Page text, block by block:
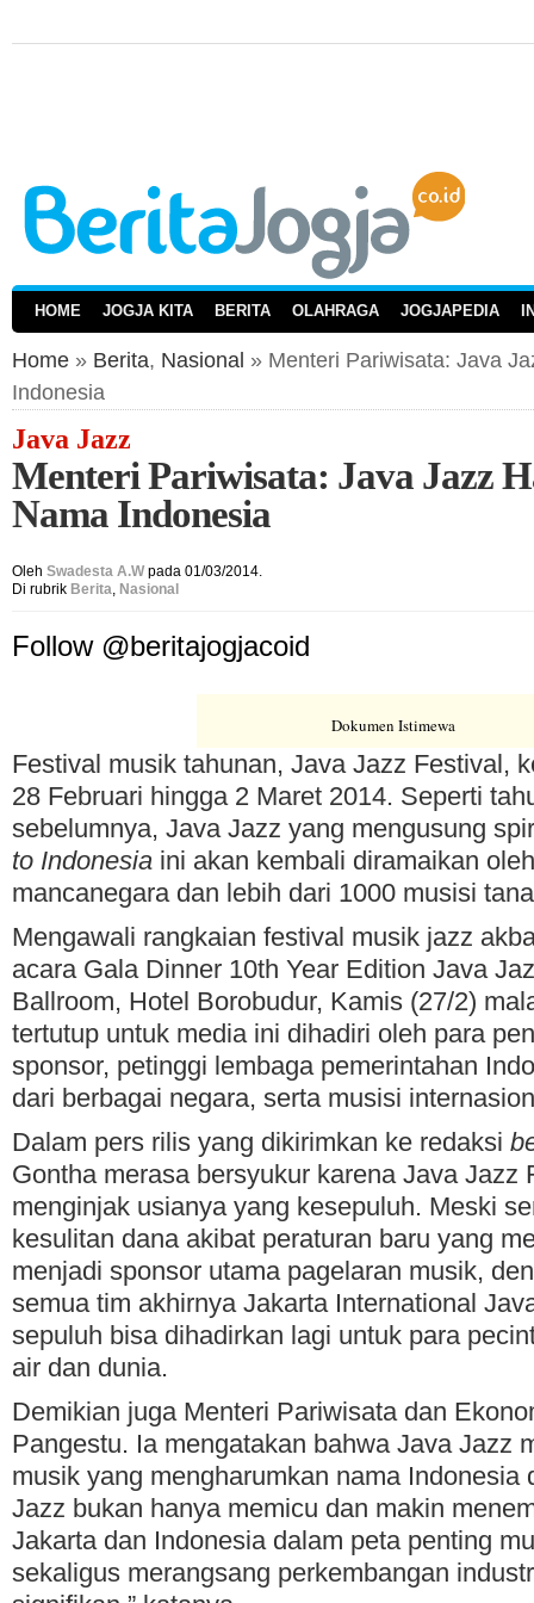
HOME JOGJA KITA BERITA OLAHRAGA JOGJAPEDIA
Home » Berita, Nasional » Menteri Pariwisata: Java
Indonesia
Java Jazz
Menteri Pariwisata: Java Jazz
Nama Indonesia
Oleh Swadesta A.W pada 01/03/2014.
Di rubrik Berita, Nasional
Follow @beritajogjacoid
Dokumen Istimewa
Festival musik tahunan, Java Jazz Festival,
28 Februari hingga 2 Maret 2014. Seperti
sebelumnya, Java Jazz yang mengusung
to Indonesia ini akan kembali diramaikan
mancanegara dan lebih dari 1000 musisi
Mengawali rangkaian festival musik jazz
acara Gala Dinner 10th Year Edition Java
Ballroom, Hotel Borobudur, Kamis (27/2)
tertutup untuk media ini dihadiri oleh para
sponsor, petinggi lembaga pemerintahan
dari berbagai negara, serta musisi
Dalam pers rilis yang dikirimkan ke redaksi
Gontha merasa bersyukur karena Java Jazz
menginjak usianya yang kesepuluh. Meski
kesulitan dana akibat peraturan baru yang
menjadi sponsor utama pagelaran musik,
semua tim akhirnya Jakarta International
sepuluh bisa dihadirkan lagi untuk para
air dan dunia.
Demikian juga Menteri Pariwisata dan
Pangestu. Ia mengatakan bahwa Java Jazz
musik yang mengharumkan nama Indonesia
Jazz bukan hanya memicu dan makin
Jakarta dan Indonesia dalam peta penting
sekaligus merangsang perkembangan